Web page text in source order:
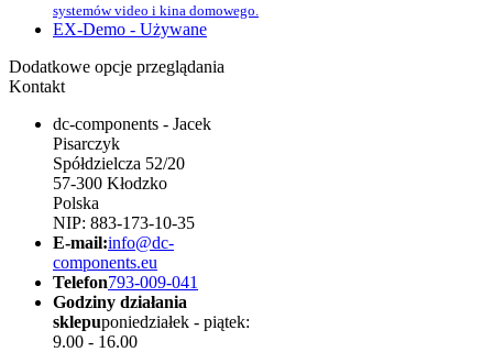
systemów video i kina domowego.
EX-Demo - Używane
Dodatkowe opcje przeglądania
Kontakt
dc-components - Jacek
Pisarczyk
Spółdzielcza 52/20
57-300 Kłodzko
Polska
NIP: 883-173-10-35
E-mail:info@dc-
components.eu
Telefon793-009-041
Godziny działania
sklepuponiedziałek - piątek:
9.00 - 16.00